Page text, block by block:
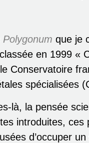
Polygonum que je
en 1999 «
Conservatoire
spécialisées
là, la pensée
introduites, ces
d’occuper